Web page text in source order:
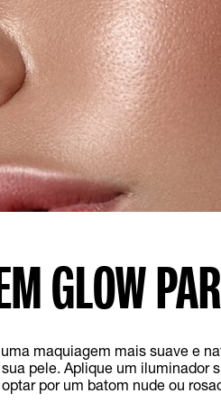
GLOW
maquiagem mais suave e
pele. Aplique um iluminador
por um batom nude ou